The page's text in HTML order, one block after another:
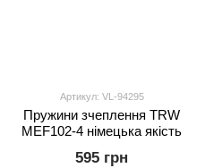
Артикул: VL-94295
Пружини зчеплення TRW
MEF102-4 німецька якість
595 грн